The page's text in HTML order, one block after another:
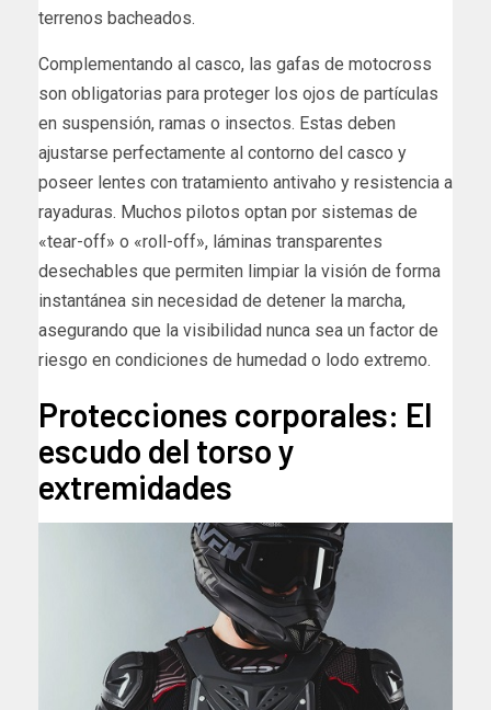
terrenos bacheados.
Complementando al casco, las gafas de motocross
son obligatorias para proteger los ojos de partículas
en suspensión, ramas o insectos. Estas deben
ajustarse perfectamente al contorno del casco y
poseer lentes con tratamiento antivaho y resistencia a
rayaduras. Muchos pilotos optan por sistemas de
«tear-off» o «roll-off», láminas transparentes
desechables que permiten limpiar la visión de forma
instantánea sin necesidad de detener la marcha,
asegurando que la visibilidad nunca sea un factor de
riesgo en condiciones de humedad o lodo extremo.
Protecciones corporales: El
escudo del torso y
extremidades